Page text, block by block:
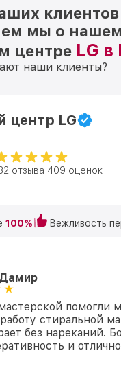
мы о нашем
центре LG
наши клиенты?
центр LG
отзыва 409 оценок
100% Вежливость
помогли
стиральной
без нареканий.
и